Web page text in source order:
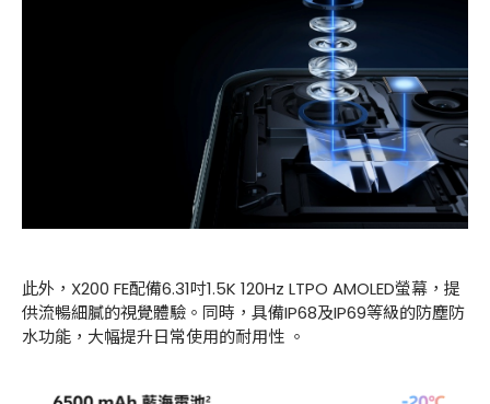
此外，X200 FE配備6.31吋1.5K 120Hz LTPO AMOLED螢幕，提
供流暢細膩的視覺體驗。同時，具備IP68及IP69等級的防塵防
水功能，大幅提升日常使用的耐用性 。